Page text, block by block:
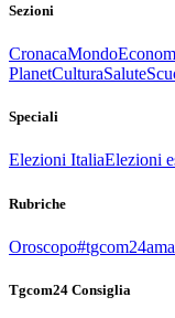
Sezioni
CronacaMondo
PlanetCulturaSalute
Speciali
Elezioni ItaliaElezioni
Rubriche
Oroscopo
Tgcom24 Consiglia